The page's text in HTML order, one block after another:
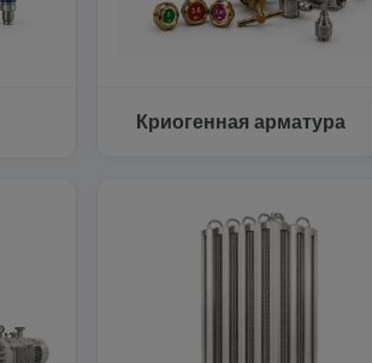
Криогенная арматура